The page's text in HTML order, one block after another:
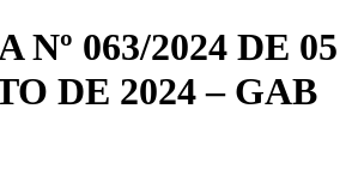
Nº 063/2024 DE 05
DE 2024 – GAB